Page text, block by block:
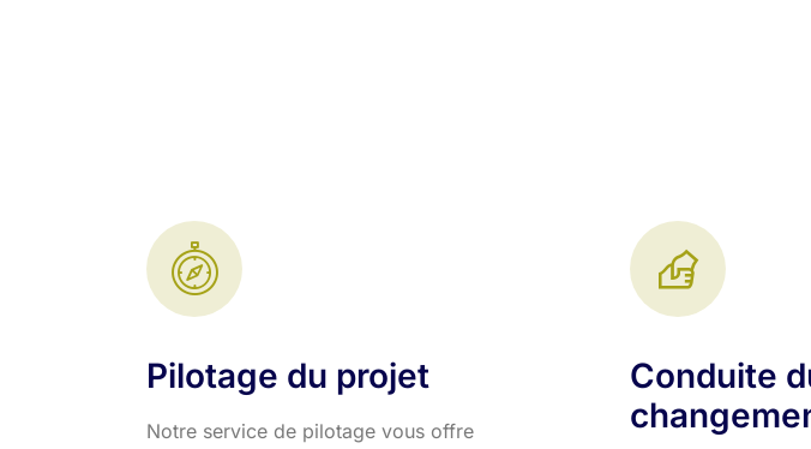
Pilotage du projet
Notre service de pilotage vous offre
Conduite